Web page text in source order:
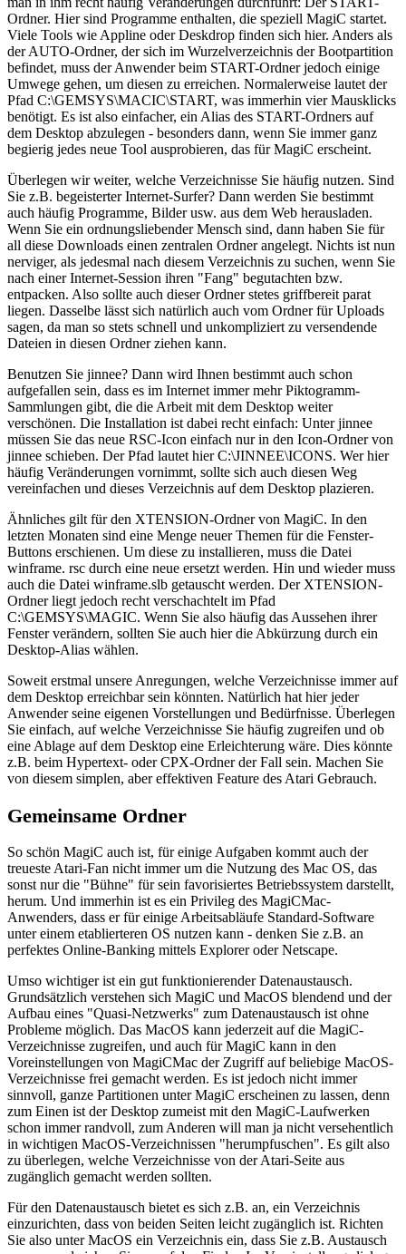
Ordner. Hier sind Programme enthalten, die speziell MagiC startet.
Viele Tools wie Appline oder Deskdrop finden sich hier. Anders als
der AUTO-Ordner, der sich im Wurzelverzeichnis der Bootpartition
befindet, muss der Anwender beim START-Ordner jedoch einige
Umwege gehen, um diesen zu erreichen. Normalerweise lautet der
Pfad C:\GEMSYS\MACIC\START, was immerhin vier Mausklicks
benötigt. Es ist also einfacher, ein Alias des START-Ordners auf
dem Desktop abzulegen - besonders dann, wenn Sie immer ganz
begierig jedes neue Tool ausprobieren, das für MagiC erscheint.
Überlegen wir weiter, welche Verzeichnisse Sie häufig nutzen. Sind
Sie z.B. begeisterter Internet-Surfer? Dann werden Sie bestimmt
auch häufig Programme, Bilder usw. aus dem Web herausladen.
Wenn Sie ein ordnungsliebender Mensch sind, dann haben Sie für
all diese Downloads einen zentralen Ordner angelegt. Nichts ist nun
nerviger, als jedesmal nach diesem Verzeichnis zu suchen, wenn Sie
nach einer Internet-Session ihren "Fang" begutachten bzw.
entpacken. Also sollte auch dieser Ordner stetes griffbereit parat
liegen. Dasselbe lässt sich natürlich auch vom Ordner für Uploads
sagen, da man so stets schnell und unkompliziert zu versendende
Dateien in diesen Ordner ziehen kann.
Benutzen Sie jinnee? Dann wird Ihnen bestimmt auch schon
aufgefallen sein, dass es im Internet immer mehr Piktogramm-
Sammlungen gibt, die die Arbeit mit dem Desktop weiter
verschönen. Die Installation ist dabei recht einfach: Unter jinnee
müssen Sie das neue RSC-Icon einfach nur in den Icon-Ordner von
jinnee schieben. Der Pfad lautet hier C:\JINNEE\ICONS. Wer hier
häufig Veränderungen vornimmt, sollte sich auch diesen Weg
vereinfachen und dieses Verzeichnis auf dem Desktop plazieren.
Ähnliches gilt für den XTENSION-Ordner von MagiC. In den
letzten Monaten sind eine Menge neuer Themen für die Fenster-
Buttons erschienen. Um diese zu installieren, muss die Datei
winframe. rsc durch eine neue ersetzt werden. Hin und wieder muss
auch die Datei winframe.slb getauscht werden. Der XTENSION-
Ordner liegt jedoch recht verschachtelt im Pfad
C:\GEMSYS\MAGIC. Wenn Sie also häufig das Aussehen ihrer
Fenster verändern, sollten Sie auch hier die Abkürzung durch ein
Desktop-Alias wählen.
Soweit erstmal unsere Anregungen, welche Verzeichnisse immer auf
dem Desktop erreichbar sein könnten. Natürlich hat hier jeder
Anwender seine eigenen Vorstellungen und Bedürfnisse. Überlegen
Sie einfach, auf welche Verzeichnisse Sie häufig zugreifen und ob
eine Ablage auf dem Desktop eine Erleichterung wäre. Dies könnte
z.B. beim Hypertext- oder CPX-Ordner der Fall sein. Machen Sie
von diesem simplen, aber effektiven Feature des Atari Gebrauch.
Gemeinsame Ordner
So schön MagiC auch ist, für einige Aufgaben kommt auch der
treueste Atari-Fan nicht immer um die Nutzung des Mac OS, das
sonst nur die "Bühne" für sein favorisiertes Betriebssystem darstellt,
herum. Und immerhin ist es ein Privileg des MagiCMac-
Anwenders, dass er für einige Arbeitsabläufe Standard-Software
unter einem etablierteren OS nutzen kann - denken Sie z.B. an
perfektes Online-Banking mittels Explorer oder Netscape.
Umso wichtiger ist ein gut funktionierender Datenaustausch.
Grundsätzlich verstehen sich MagiC und MacOS blendend und der
Aufbau eines "Quasi-Netzwerks" zum Datenaustausch ist ohne
Probleme möglich. Das MacOS kann jederzeit auf die MagiC-
Verzeichnisse zugreifen, und auch für MagiC kann in den
Voreinstellungen von MagiCMac der Zugriff auf beliebige MacOS-
Verzeichnisse frei gemacht werden. Es ist jedoch nicht immer
sinnvoll, ganze Partitionen unter MagiC erscheinen zu lassen, denn
zum Einen ist der Desktop zumeist mit den MagiC-Laufwerken
schon immer randvoll, zum Anderen will man ja nicht versehentlich
in wichtigen MacOS-Verzeichnissen "herumpfuschen". Es gilt also
zu überlegen, welche Verzeichnisse von der Atari-Seite aus
zugänglich gemacht werden sollten.
Für den Datenaustausch bietet es sich z.B. an, ein Verzeichnis
einzurichten, dass von beiden Seiten leicht zugänglich ist. Richten
Sie also unter MacOS ein Verzeichnis ein, dass Sie z.B. Austausch